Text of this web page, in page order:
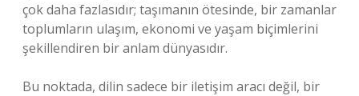
çok daha fazlasıdır; taşımanın ötesinde, bir zamanlar
toplumların ulaşım, ekonomi ve yaşam biçimlerini
şekillendiren bir anlam dünyasıdır.
Bu noktada, dilin sadece bir iletişim aracı değil, bir